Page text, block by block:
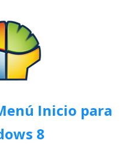
Inicio para
8